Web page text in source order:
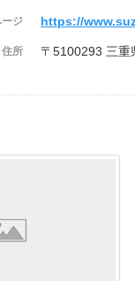
ジ https://
住所 〒5100293 三重